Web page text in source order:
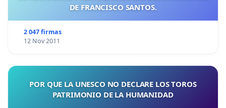
DE FRANCISCO SANTOS.
2 047 firmas
12 Nov 2011
POR QUE LA UNESCO NO DECLARE LOS TOROS
PATRIMONIO DE LA HUMANIDAD